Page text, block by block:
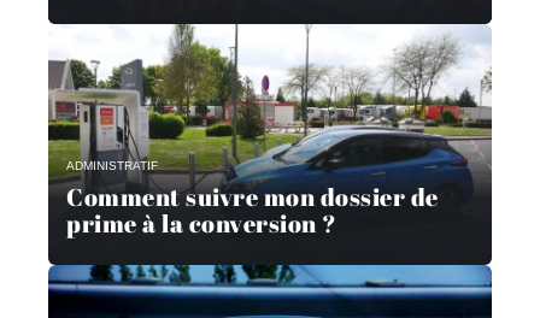
ADMINISTRATIF
Comment suivre mon dossier de
prime à la conversion ?